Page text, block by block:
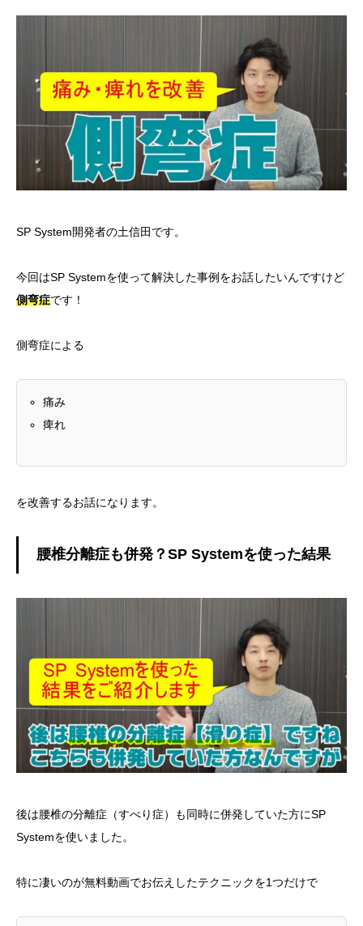
SP System開発者の土信田です。
今回はSP Systemを使って解決した事例をお話したいんですけど
側弯症です！
側弯症による
痛み
痺れ
を改善するお話になります。
腰椎分離症も併発？SP Systemを使った結果
後は腰椎の分離症（すべり症）も同時に併発していた方にSP
Systemを使いました。
特に凄いのが無料動画でお伝えしたテクニックを1つだけで